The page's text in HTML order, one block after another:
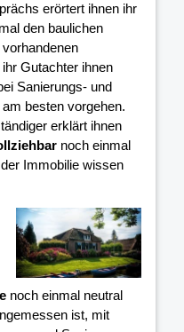
erörtert ihnen ihr
den baulichen
Gutachter ihnen
Sanierungs- und
besten vorgehen.
erklärt ihnen
noch einmal
Immobilie wissen
noch einmal neutral
ist, mit